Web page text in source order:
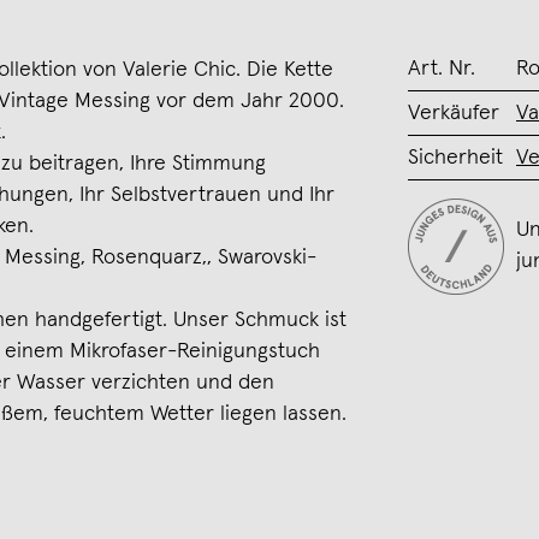
von Valerie Chic. Die Kette
Messing vor dem Jahr 2000.
beitragen, Ihre Stimmung
Ihr Selbstvertrauen und Ihr
Rosenquarz,, Swarovski-
handgefertigt. Unser Schmuck ist
Mikrofaser-Reinigungstuch
Wasser verzichten und den
feuchtem Wetter liegen lassen.
Art. Nr.
Verkäufer
Sicherheit